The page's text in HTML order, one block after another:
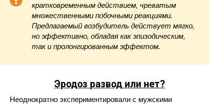
кратковременным действием, чреватым
множественными побочными реакциями.
Предлагаемый возбудитель действует мягко,
но эффективно, обладая как эпизодическим,
так и пролонгированным эффектом.
Эродоз развод или нет?
Неоднократно экспериментировали с мужскими